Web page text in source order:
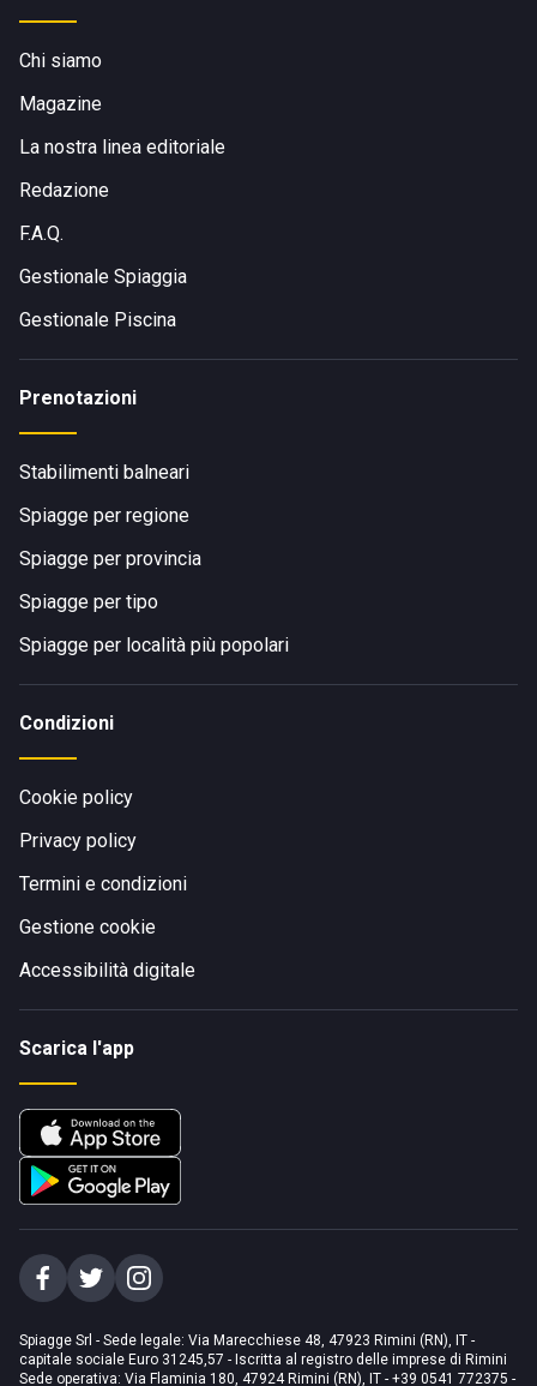
Chi siamo
Magazine
La nostra linea editoriale
Redazione
F.A.Q.
Gestionale Spiaggia
Gestionale Piscina
Prenotazioni
Stabilimenti balneari
Spiagge per regione
Spiagge per provincia
Spiagge per tipo
Spiagge per località più popolari
Condizioni
Cookie policy
Privacy policy
Termini e condizioni
Gestione cookie
Accessibilità digitale
Scarica l'app
Spiagge Srl - Sede legale: Via Marecchiese 48, 47923 Rimini (RN), IT -
capitale sociale Euro 31245,57 - Iscritta al registro delle imprese di Rimini
Sede operativa: Via Flaminia 180, 47924 Rimini (RN), IT - +39 0541 772375 -